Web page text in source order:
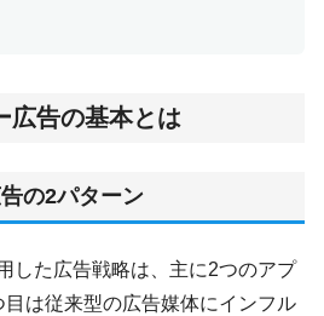
広告の基本とは
の2パターン
した広告戦略は、主に2つのアプ
目は従来型の広告媒体にインフル